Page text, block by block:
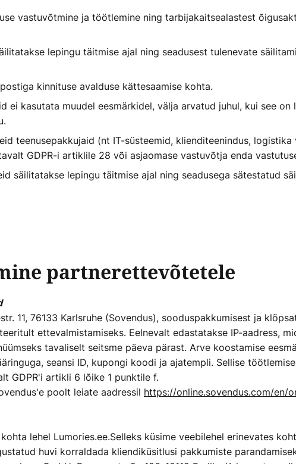
vastuvõtmine ja töötlemine ning tarbijakaitsealastest
lepingu täitmise ajal ning seadusest tulenevate
kinnituse avalduse kättesaamise kohta.
ei kasutata muudel eesmärkidel, välja arvatud juhul, kui see
teenusepakkujaid (nt IT-süsteemid, klienditeenindus,
GDPR-i artiklile 28 või asjaomase vastuvõtja enda
säilitatakse lepingu täitmise ajal ning seadusega sätestatud
partnerettevõtetele
11, 76133 Karlsruhe (Sovendus), sooduspakkumisest ja
ettevalmistamiseks. Eelnevalt edastatakse IP-aadress,
tavaliselt seitsme päeva pärast. Arve koostamise
seansi ID, kupongi koodi ja ajatempli. Sellise
GDPR'i artikli 6 lõike 1 punktile f.
poolt leiate aadressil https://online.sovendus.com/en/
lehel Lumories.ee.Selleks küsime veebilehel erinevates
huvi korraldada kliendiküsitlusi pakkumiste